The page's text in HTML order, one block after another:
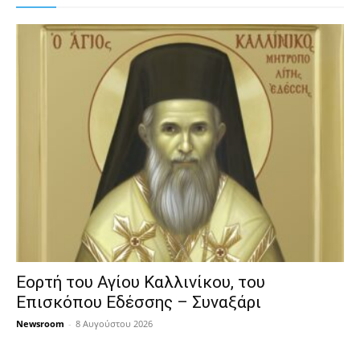
Εορτή του Αγίου Καλλινίκου, του
Επισκόπου Εδέσσης – Συναξάρι
Newsroom - 8 Αυγούστου 2026